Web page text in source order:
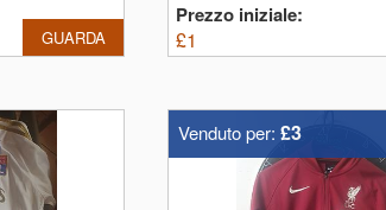
GUARDA
Prezzo iniziale:
£1
Venduto per: £3